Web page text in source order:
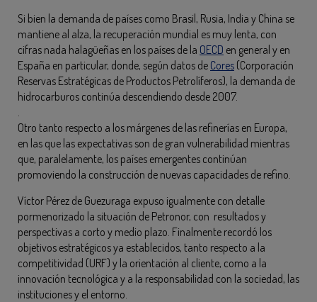
Si bien la demanda de países como Brasil, Rusia, India y China se
mantiene al alza, la recuperación mundial es muy lenta, con
cifras nada halagüeñas en los países de la OECD en general y en
España en particular, donde, según datos de Cores (Corporación
Reservas Estratégicas de Productos Petrolíferos), la demanda de
hidrocarburos continúa descendiendo desde 2007.
Otro tanto respecto a los márgenes de las refinerías en Europa,
en las que las expectativas son de gran vulnerabilidad mientras
que, paralelamente, los países emergentes continúan
promoviendo la construcción de nuevas capacidades de refino.
Víctor Pérez de Guezuraga expuso igualmente con detalle
pormenorizado la situación de Petronor, con resultados y
perspectivas a corto y medio plazo. Finalmente recordó los
objetivos estratégicos ya establecidos, tanto respecto a la
competitividad (URF) y la orientación al cliente, como a la
innovación tecnológica y a la responsabilidad con la sociedad, las
instituciones y el entorno.